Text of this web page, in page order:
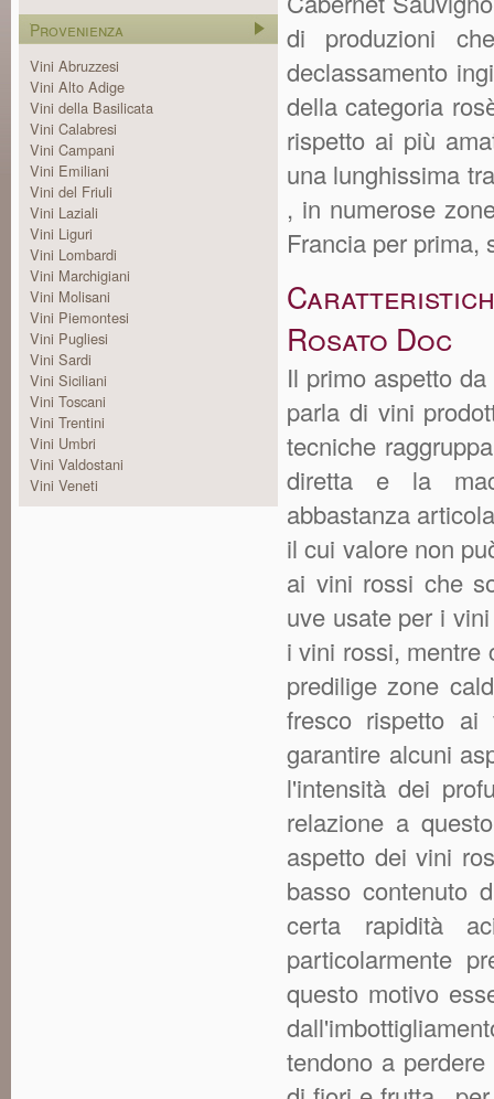
Provenienza
Vini Abruzzesi
Vini Alto Adige
Vini della Basilicata
Vini Calabresi
Vini Campani
Vini Emiliani
Vini del Friuli
Vini Laziali
Vini Liguri
Vini Lombardi
Vini Marchigiani
Vini Molisani
Vini Piemontesi
Vini Pugliesi
Vini Sardi
Vini Siciliani
Vini Toscani
Vini Trentini
Vini Umbri
Vini Valdostani
Vini Veneti
di produzioni
declassamento
della categoria
rispetto ai più
una lunghissima
, in numerose
Francia per prima,
Rosato Doc
Il primo aspetto
parla di vini
tecniche
diretta e la
abbastanza
il cui valore non
ai vini rossi che
uve usate per i
i vini rossi, mentre
predilige zone
fresco rispetto ai
garantire alcuni
l'intensità dei
relazione a
aspetto dei vini
basso contenuto
certa rapidità
particolarmente
questo motivo
tendono a